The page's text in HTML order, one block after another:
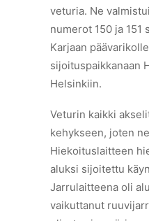
veturia. Ne
numerot 150 ja
Karjaan
sijoituspaikkanaan
Helsinkiin.
Veturin kaikki
kehykseen, joten
Hiekoituslaitteen
aluksi sijoitettu
Jarrulaitteena oli
vaikuttanut